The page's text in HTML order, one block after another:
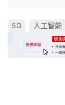
5G 人工智能